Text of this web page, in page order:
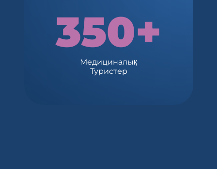
350+
Медициналық
Туристер